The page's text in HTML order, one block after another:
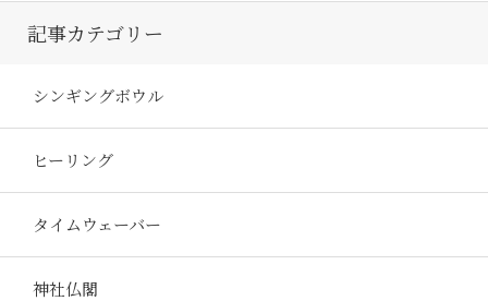
記事カテゴリー
シンギングボウル
ヒーリング
タイムウェーバー
神社仏閣